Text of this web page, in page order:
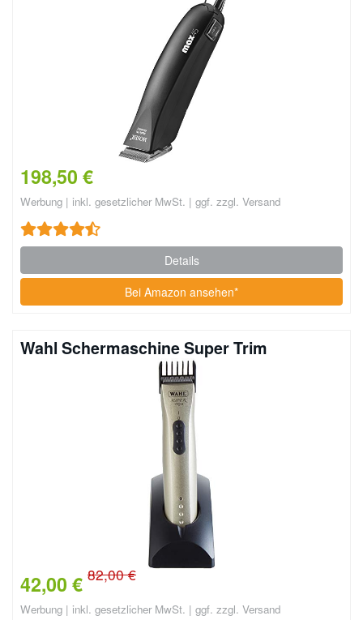
198,50 €
Werbung | inkl. gesetzlicher MwSt. | ggf. zzgl. Versand
Details
Bei Amazon ansehen*
Wahl Schermaschine Super Trim
42,00 € 82,00 €
Werbung | inkl. gesetzlicher MwSt. | ggf. zzgl. Versand